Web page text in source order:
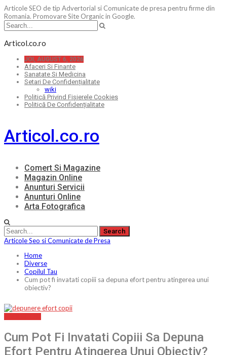
Articole SEO de tip Advertorial si Comunicate de presa pentru firme din
Romania. Promovare Site Organic in Google.
Articol.co.ro
JOI, AUGUST 6, 2026
Afaceri Si Finante
Sanatate Si Medicina
Setari De Confidențialitate
wiki
Politică Privind Fișierele Cookies
Politică De Confidențialitate
Articol.co.ro
Comert Si Magazine
Magazin Online
Anunturi Servicii
Anunturi Online
Arta Fotografica
Articole Seo si Comunicate de Presa
Home
Diverse
Copilul Tau
Cum pot fi invatati copiii sa depuna efort pentru atingerea unui
obiectiv?
Cum Pot Fi Invatati Copiii Sa Depuna
Efort Pentru Atingerea Unui Obiectiv?